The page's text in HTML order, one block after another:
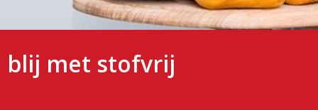
blij met stofvrij